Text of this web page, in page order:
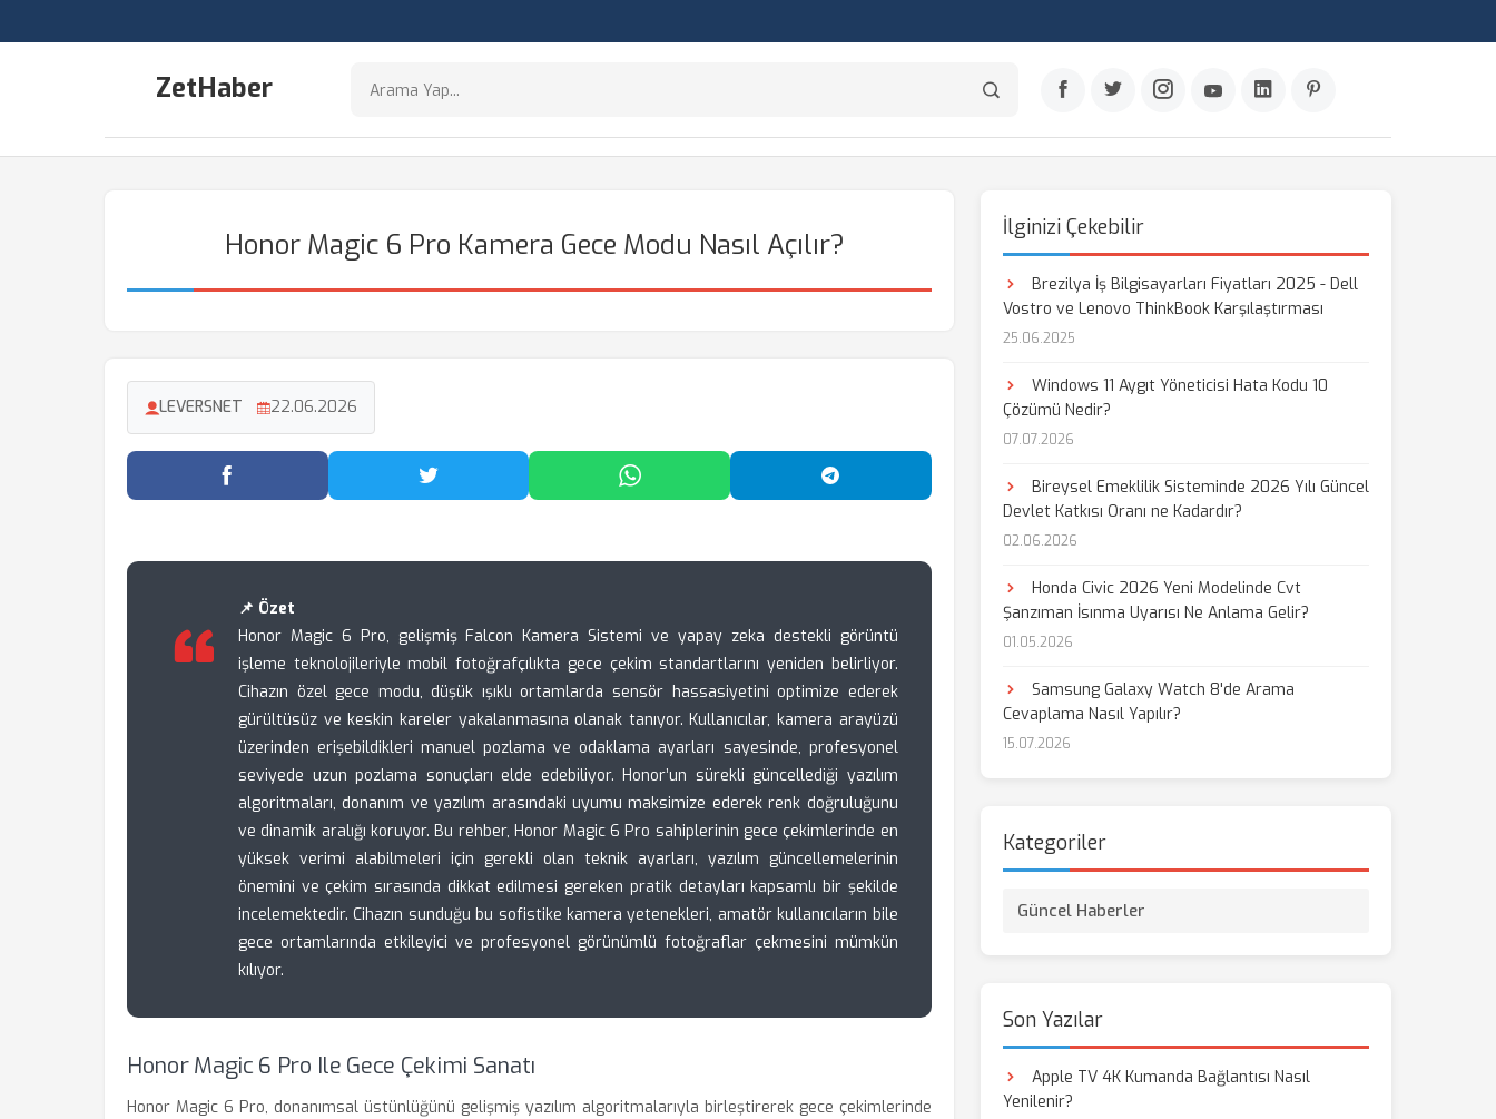
ZetHaber
Honor Magic 6 Pro Kamera Gece Modu Nasıl Açılır?
LEVERSNET 22.06.2026
Facebook'ta Paylaş Twitter'da Paylaş WhatsApp'ta Paylaş Telegram'da Paylaş
📌 Özet
Honor Magic 6 Pro, gelişmiş Falcon Kamera Sistemi ve yapay zeka destekli görüntü
işleme teknolojileriyle mobil fotoğrafçılıkta gece çekim standartlarını yeniden belirliyor.
Cihazın özel gece modu, düşük ışıklı ortamlarda sensör hassasiyetini optimize ederek
gürültüsüz ve keskin kareler yakalanmasına olanak tanıyor. Kullanıcılar, kamera arayüzü
üzerinden erişebildikleri manuel pozlama ve odaklama ayarları sayesinde, profesyonel
seviyede uzun pozlama sonuçları elde edebiliyor. Honor’un sürekli güncellediği yazılım
algoritmaları, donanım ve yazılım arasındaki uyumu maksimize ederek renk doğruluğunu
ve dinamik aralığı koruyor. Bu rehber, Honor Magic 6 Pro sahiplerinin gece çekimlerinde en
yüksek verimi alabilmeleri için gerekli olan teknik ayarları, yazılım güncellemelerinin
önemini ve çekim sırasında dikkat edilmesi gereken pratik detayları kapsamlı bir şekilde
incelemektedir. Cihazın sunduğu bu sofistike kamera yetenekleri, amatör kullanıcıların bile
gece ortamlarında etkileyici ve profesyonel görünümlü fotoğraflar çekmesini mümkün
kılıyor.
Honor Magic 6 Pro Ile Gece Çekimi Sanatı
Honor Magic 6 Pro, donanımsal üstünlüğünü gelişmiş yazılım algoritmalarıyla birleştirerek gece çekimlerinde
İlginizi Çekebilir
Brezilya İş Bilgisayarları Fiyatları 2025 - Dell
Vostro ve Lenovo ThinkBook Karşılaştırması
25.06.2025
Windows 11 Aygıt Yöneticisi Hata Kodu 10
Çözümü Nedir?
07.07.2026
Bireysel Emeklilik Sisteminde 2026 Yılı Güncel
Devlet Katkısı Oranı ne Kadardır?
02.06.2026
Honda Civic 2026 Yeni Modelinde Cvt
Şanzıman İsınma Uyarısı Ne Anlama Gelir?
01.05.2026
Samsung Galaxy Watch 8'de Arama
Cevaplama Nasıl Yapılır?
15.07.2026
Kategoriler
Güncel Haberler
Son Yazılar
Apple TV 4K Kumanda Bağlantısı Nasıl
Yenilenir?